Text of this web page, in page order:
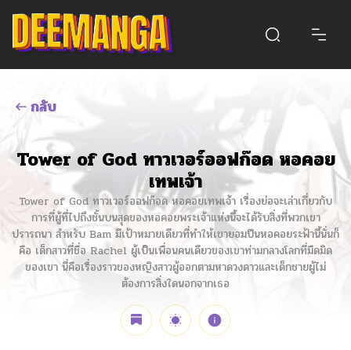
กลับ
Tower of God ทาวเวอร์ออฟก๊อด หอคอย
เทพเจ้า
Tower of God ทาวเวอร์ออฟก๊อด หอคอยเทพเจ้า เรื่องย่อจะเล่าเกี่ยวกับ
การที่ผู้ที่ไปถึงชั้นบนสุดของหอคอยพระเจ้าแห่งนี้จะได้รับสิ่งที่พวกเขา
ปรารถนา สำหรับ Bam มีเป้าหมายเดียวที่ทำให้เขายอมปีนหอคอยระฟ้านี้นั่นก็
คือ เด็กสาวที่ชื่อ Rachel ผู้เป็นเพื่อนคนเดียวของเขาท่ามกลางโลกที่มืดมิด
ของเขา นี่คือเรื่องราวของหญิงสาวผู้ออกตามหาดวงดาวและเด็กชายผู้ไม่
ต้องการสิ่งใดนอกจากเธอ